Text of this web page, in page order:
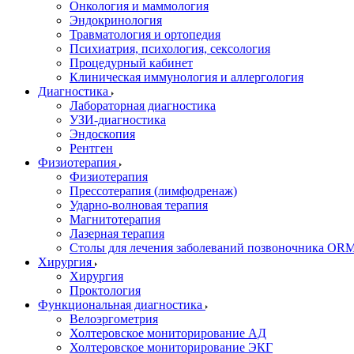
Онкология и маммология
Эндокринология
Травматология и ортопедия
Психиатрия, психология, сексология
Процедурный кабинет
Клиническая иммунология и аллергология
Диагностика
Лабораторная диагностика
УЗИ-диагностика
Эндоскопия
Рентген
Физиотерапия
Физиотерапия
Прессотерапия (лимфодренаж)
Ударно-волновая терапия
Магнитотерапия
Лазерная терапия
Столы для лечения заболеваний позвоночника
Хирургия
Хирургия
Проктология
Функциональная диагностика
Велоэргометрия
Холтеровское мониторирование АД
Холтеровское мониторирование ЭКГ